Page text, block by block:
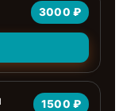
3000 ₽
1500 ₽